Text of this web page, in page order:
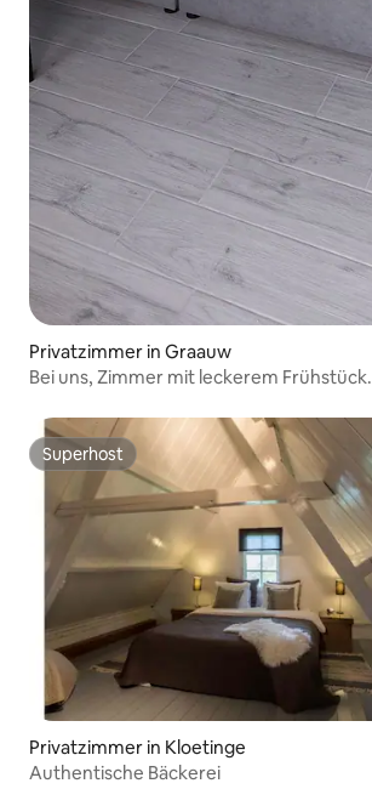
Privatzimmer in Graauw
Bei uns, Zimmer mit leckerem Frühstück.
Superhost
Superhost
Privatzimmer in Kloetinge
Authentische Bäckerei